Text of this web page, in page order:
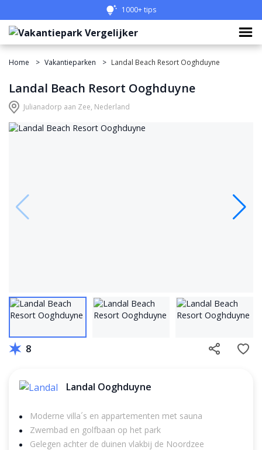
Eenvoudig vergelijken
Home Vakantieparken Landal Beach Resort Ooghduyne
Landal Beach Resort Ooghduyne
Julianadorp aan Zee, Nederland
8
Landal Ooghduyne
Moderne villa´s en appartementen met sauna
Zwembad en golfbaan op het park
Gelegen achter de duinen vlakbij de Noordzee